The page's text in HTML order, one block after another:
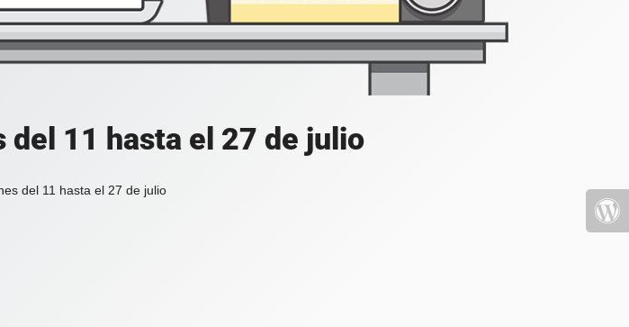
del 11 hasta el 27 de julio
del 11 hasta el 27 de julio